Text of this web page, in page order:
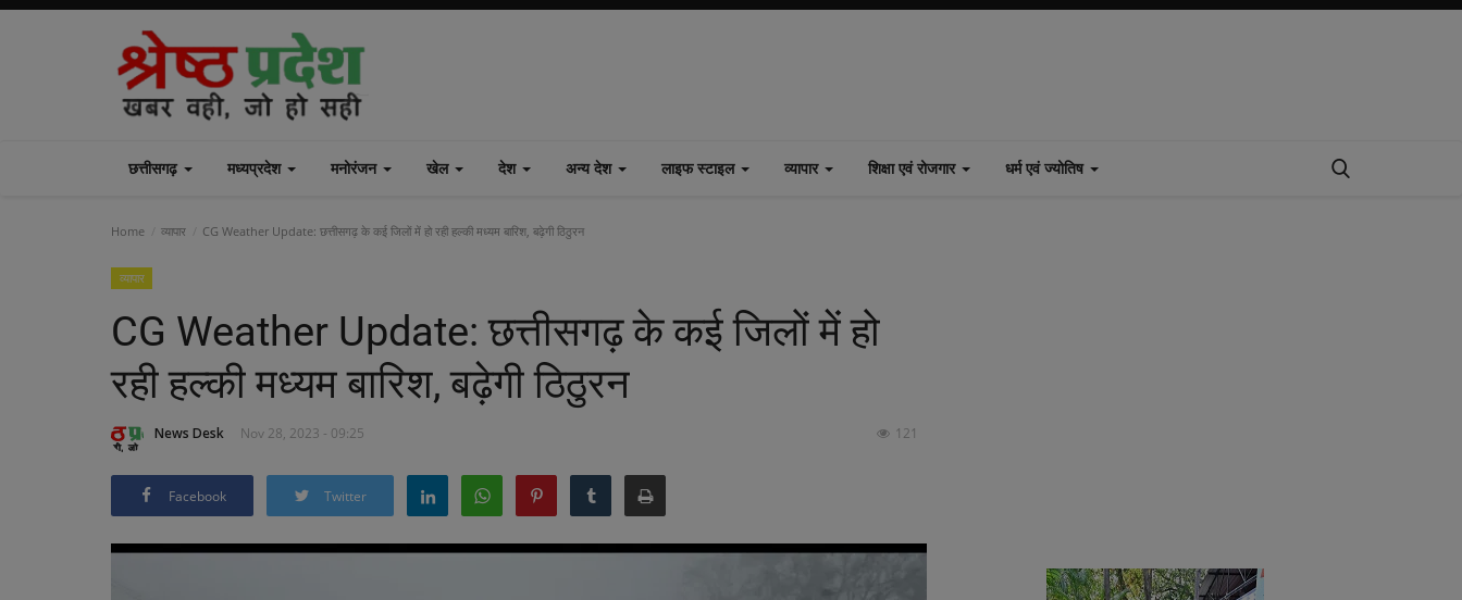
छत्तीसगढ़ मध्यप्रदेश मनोरंजन खेल देश अन्य देश लाइफ स्टाइल व्यापार शिक्षा एवं रोजगार धर्म एवं ज्योतिष
Home व्यापार CG Weather Update: छत्तीसगढ़ के कई जिलों में हो रही हल्की मध्यम बारिश, बढ़ेगी ठिठुरन
व्यापार
CG Weather Update: छत्तीसगढ़ के कई जिलों में हो
रही हल्की मध्यम बारिश, बढ़ेगी ठिठुरन
News Desk Nov 28, 2023 - 09:25 121
Facebook Twitter